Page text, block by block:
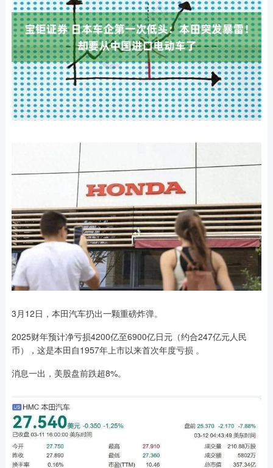
3月12日，本田汽车扔出一颗重磅炸弹。
2025财年预计净亏损4200亿至6900亿日元（约合247亿元人民
币），这是本田自1957年上市以来首次年度亏损 。
消息一出，美股盘前跌超8%。